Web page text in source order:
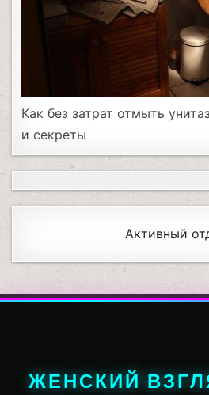
Как без затрат отмыть
и секреты
Активный
ЖЕНСКИЙ